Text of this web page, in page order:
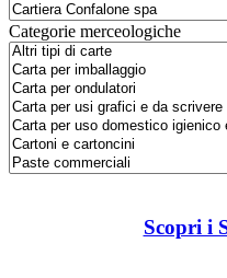
Categorie merceologiche
Scopri i